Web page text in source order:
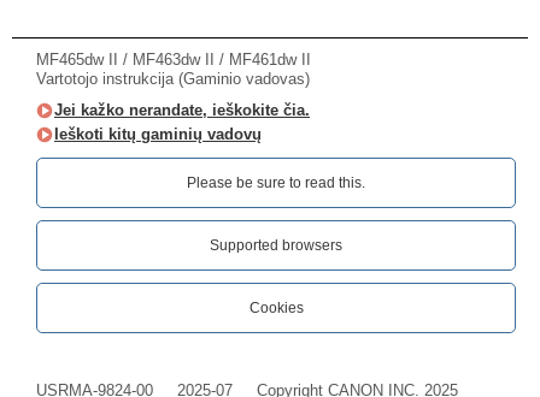
MF465dw II / MF463dw II / MF461dw II
Vartotojo instrukcija (Gaminio vadovas)
Jei kažko nerandate, ieškokite čia.
Ieškoti kitų gaminių vadovų
Please be sure to read this.‎
Supported browsers
Cookies
USRMA-9824-00 2025-07 Copyright CANON INC. 2025